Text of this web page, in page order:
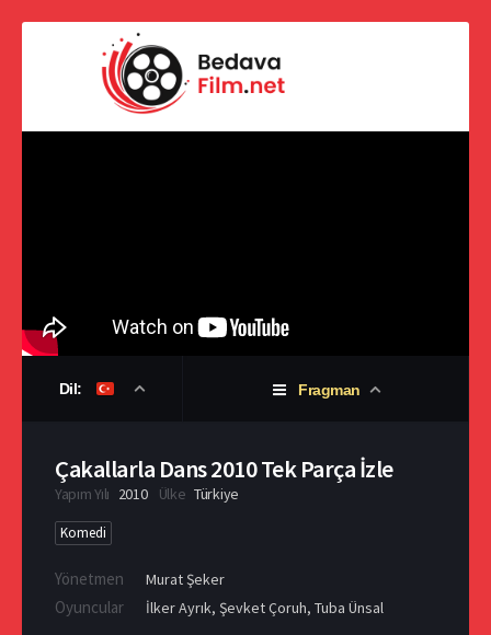
Dil: Fragman
Çakallarla Dans 2010 Tek Parça İzle
Yapım Yılı 2010 Ülke Türkiye
Komedi
Yönetmen Murat Şeker
Oyuncular İlker Ayrık, Şevket Çoruh, Tuba Ünsal